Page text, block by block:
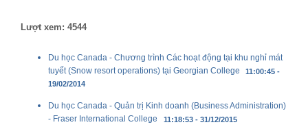
Lượt xem: 4544
Du học Canada - Chương trình Các hoạt động tại khu nghỉ mát
tuyết (Snow resort operations) tại Georgian College 11:00:45 -
19/02/2014
Du học Canada - Quản trị Kinh doanh (Business Administration)
- Fraser International College 11:18:53 - 31/12/2015